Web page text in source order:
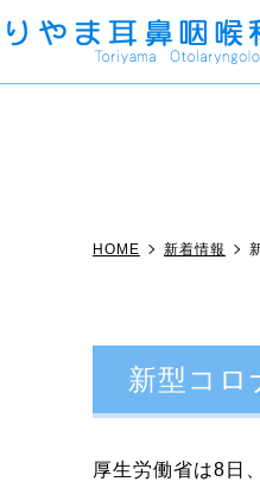
HOME 新着情報
新型コロ
厚生労働省は8日